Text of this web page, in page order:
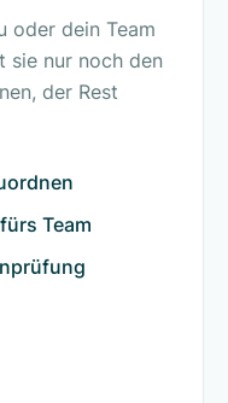
oder dein Team
sie nur noch den
der Rest
Team